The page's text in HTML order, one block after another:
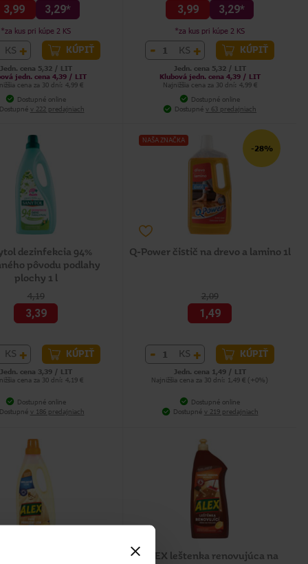
3,99 3,29*
*za kus pri kúpe 2 KS
KS + KÚPIŤ
Jedn. cena 5,32 / LIT
jedn. cena 4,39 / LIT
cena za 30 dní: 4,99 €
Dostupné online
Dostupné v 222 predajniach
3,99 3,29*
*za kus pri kúpe 2 KS
- KS + KÚPIŤ
Jedn. cena 5,32 / LIT
Klubová jedn. cena 4,39 / LIT
Najnižšia cena za 30 dní: 4,99 €
Dostupné online
Dostupné v 63 predajniach
dezinfekcia 94%
pôvodu podlahy
plochy 1 l
4,19
3,39
KS + KÚPIŤ
Jedn. cena 3,39 / LIT
cena za 30 dní: 4,19 €
Dostupné online
Dostupné v 186 predajniach
NAŠA ZNAČKA
-28%
Q-Power čistič na drevo a lamino 1l
2,09
1,49
- KS + KÚPIŤ
Jedn. cena 1,49 / LIT
Najnižšia cena za 30 dní: 1,49 € (+0%)
Dostupné online
Dostupné v 219 predajniach
ALEX leštenka renovujúca na